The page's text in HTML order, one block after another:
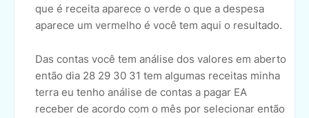
que é receita aparece o verde o que a despesa
aparece um vermelho é você tem aqui o resultado.
Das contas você tem análise dos valores em aberto
então dia 28 29 30 31 tem algumas receitas minha
terra eu tenho análise de contas a pagar EA
receber de acordo com o mês por selecionar então